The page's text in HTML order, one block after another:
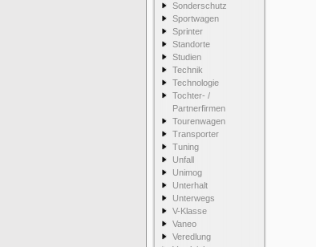
Sonderschutz
Sportwagen
Sprinter
Standorte
Studien
Technik
Technologie
Tochter- /
Partnerfirmen
Tourenwagen
Transporter
Tuning
Unfall
Unimog
Unterhalt
Unterwegs
V-Klasse
Vaneo
Veredlung